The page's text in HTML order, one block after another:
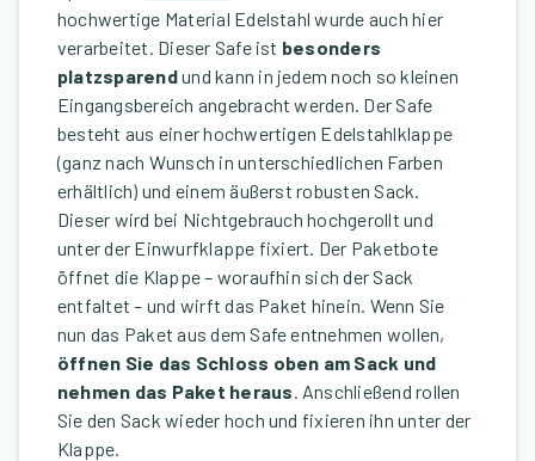
hochwertige Material Edelstahl wurde auch hier
verarbeitet. Dieser Safe ist besonders
platzsparendund kann in jedem noch so kleinen
Eingangsbereich angebracht werden. Der Safe
besteht aus einer hochwertigen Edelstahlklappe
(ganz nach Wunsch in unterschiedlichen Farben
erhältlich) und einem äußerst robusten Sack.
Dieser wird bei Nichtgebrauch hochgerollt und
unter der Einwurfklappe fixiert. Der Paketbote
öffnet die Klappe – woraufhin sich der Sack
entfaltet – und wirft das Paket hinein. Wenn Sie
nun das Paket aus dem Safe entnehmen wollen,
öffnen Sie das Schloss oben am Sack und
nehmen das Paket heraus . Anschließend rollen
Sie den Sack wieder hoch und fixieren ihn unter der
Klappe.